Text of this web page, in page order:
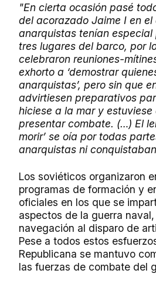
"En cierta ocasión pasé
del acorazado Jaime I en el
anarquistas tenían especial
tres lugares del barco, por
celebraron reuniones-
exhorto a ‘demostrar
anarquistas’, pero sin que
advirtiesen preparativos
hiciese a la mar y estuviese
presentar combate. (…) El
morir’ se oía por todas
anarquistas ni
Los soviéticos organizaron
programas de formación y
oficiales en los que se
aspectos de la guerra
navegación al disparo de
Pese a todos estos
Republicana se mantuvo
las fuerzas de combate del